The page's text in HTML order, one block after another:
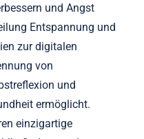
bei, die die
für verbessertes
Methoden
Methoden in Körper-